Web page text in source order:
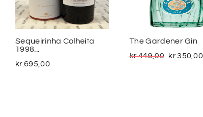
Sequeirinha Colheita
1998...
kr.695,00
The Gardener Gin
kr.449,00 kr.350,00